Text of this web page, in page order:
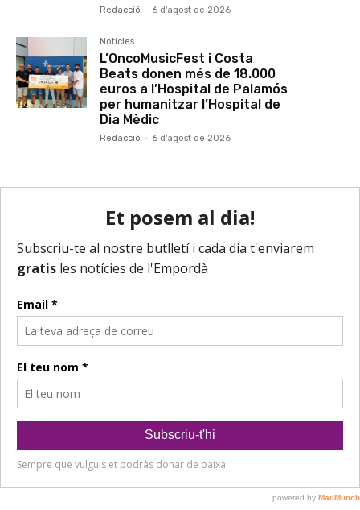
Redacció - 6 d'agost de 2026
Notícies
L’OncoMusicFest i Costa
Beats donen més de 18.000
euros a l’Hospital de Palamós
per humanitzar l’Hospital de
Dia Mèdic
Redacció - 6 d'agost de 2026